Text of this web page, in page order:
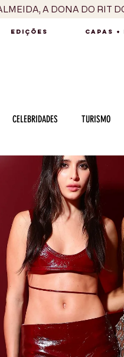
A DONA DO RIT
EDIÇÕES CAPAS +
CELEBRIDADES TURISMO
INTERNACIONAL MERCADO
CARREIRA VINHOS